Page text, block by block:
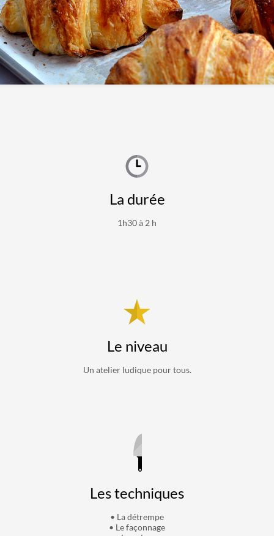
La durée
1h30 à 2 h
Le niveau
Un atelier ludique pour tous.
Les techniques
• La détrempe
• Le façonnage